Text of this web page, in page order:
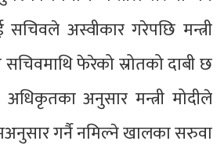
सचिवले अस्वीकार गरेपछि मन्त्री
फेरेको स्रोतको दाबी छ
अनुसार मन्त्री मोदीले
गर्नै नमिल्ने खालका सरुवा